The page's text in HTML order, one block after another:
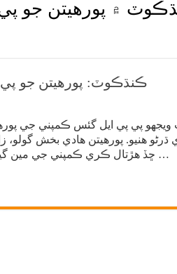
۾ پورهيتن جو
ڪنڌڪوٽ: پورهيتن جو
پي پي ايل گئس ڪمپني جي
هنيو. پورهيتن هادي بخش
ڇڏ هڙتال ڪري ڪمپني جي مين گيٽ آڏو ڌرڻو هنيو، جنهن ڪري ڪمپني اندر اچ …